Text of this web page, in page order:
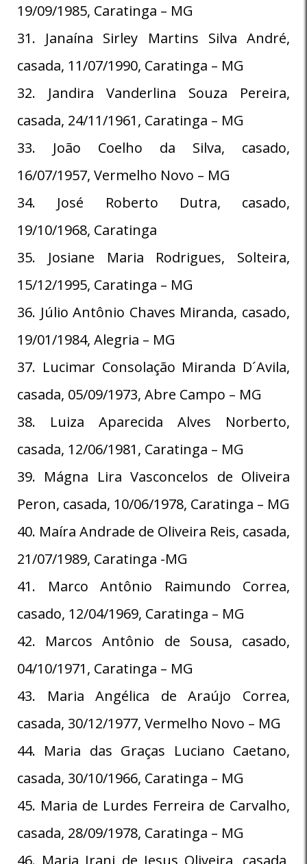
19/09/1985, Caratinga – MG
31. Janaína Sirley Martins Silva André,
casada, 11/07/1990, Caratinga – MG
32. Jandira Vanderlina Souza Pereira,
casada, 24/11/1961, Caratinga – MG
33. João Coelho da Silva, casado,
16/07/1957, Vermelho Novo – MG
34. José Roberto Dutra, casado,
19/10/1968, Caratinga
35. Josiane Maria Rodrigues, Solteira,
15/12/1995, Caratinga – MG
36. Júlio Antônio Chaves Miranda, casado,
19/01/1984, Alegria – MG
37. Lucimar Consolação Miranda D´Avila,
casada, 05/09/1973, Abre Campo – MG
38. Luiza Aparecida Alves Norberto,
casada, 12/06/1981, Caratinga – MG
39. Mágna Lira Vasconcelos de Oliveira
Peron, casada, 10/06/1978, Caratinga – MG
40. Maíra Andrade de Oliveira Reis, casada,
21/07/1989, Caratinga -MG
41. Marco Antônio Raimundo Correa,
casado, 12/04/1969, Caratinga – MG
42. Marcos Antônio de Sousa, casado,
04/10/1971, Caratinga – MG
43. Maria Angélica de Araújo Correa,
casada, 30/12/1977, Vermelho Novo – MG
44. Maria das Graças Luciano Caetano,
casada, 30/10/1966, Caratinga – MG
45. Maria de Lurdes Ferreira de Carvalho,
casada, 28/09/1978, Caratinga – MG
46. Maria Irani de Jesus Oliveira, casada,